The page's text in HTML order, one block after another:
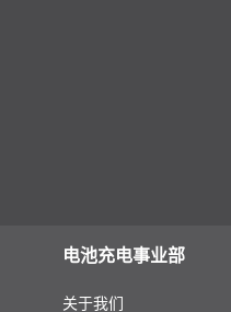
电池充电事业部
关于我们